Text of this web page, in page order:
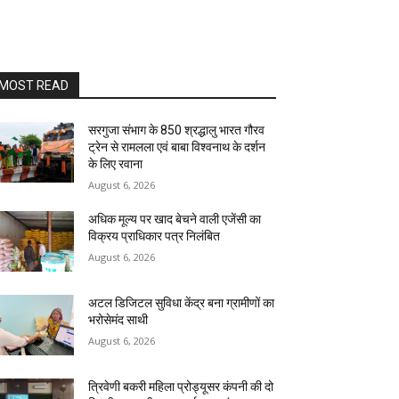
READ
सरगुजा संभाग के 850 श्रद्धालु भारत गौरव
ट्रेन से रामलला एवं बाबा विश्वनाथ के दर्शन
के लिए रवाना
August 6, 2026
अधिक मूल्य पर खाद बेचने वाली एजेंसी का
विक्रय प्राधिकार पत्र निलंबित
August 6, 2026
अटल डिजिटल सुविधा केंद्र बना ग्रामीणों का
भरोसेमंद साथी
August 6, 2026
त्रिवेणी बकरी महिला प्रोड्यूसर कंपनी की दो